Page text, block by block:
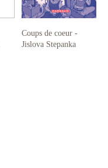
Coups de coeur -
Jislova Stepanka